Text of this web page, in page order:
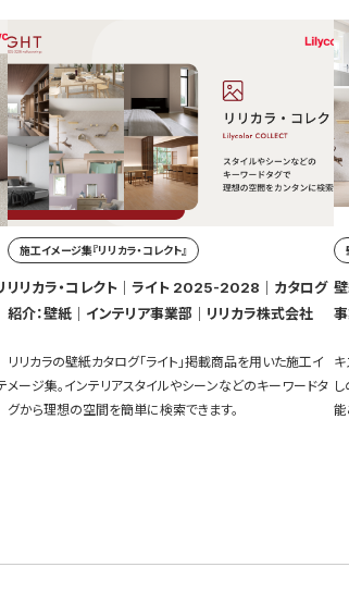
施工イメージ集『リリカラ・コレクト』
リリカラ・コレクト｜ライト 2025-2028｜カタログ
紹介：壁紙｜インテリア事業部｜リリカラ株式会社
リリカラの壁紙カタログ「ライト」掲載商品を用いた施工イ
メージ集。インテリアスタイルやシーンなどのキーワードタ
グから理想の空間を簡単に検索できます。
能